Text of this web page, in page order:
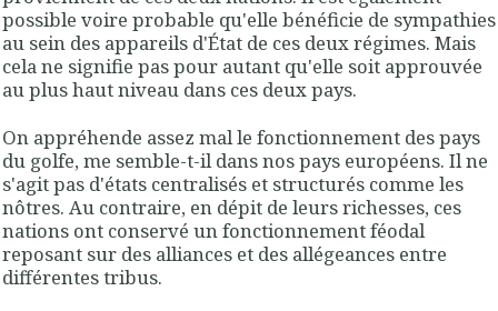
possible voire probable qu'elle bénéficie de sympathies
au sein des appareils d'État de ces deux régimes. Mais
cela ne signifie pas pour autant qu'elle soit approuvée
au plus haut niveau dans ces deux pays.
On appréhende assez mal le fonctionnement des pays
du golfe, me semble-t-il dans nos pays européens. Il ne
s'agit pas d'états centralisés et structurés comme les
nôtres. Au contraire, en dépit de leurs richesses, ces
nations ont conservé un fonctionnement féodal
reposant sur des alliances et des allégeances entre
différentes tribus.